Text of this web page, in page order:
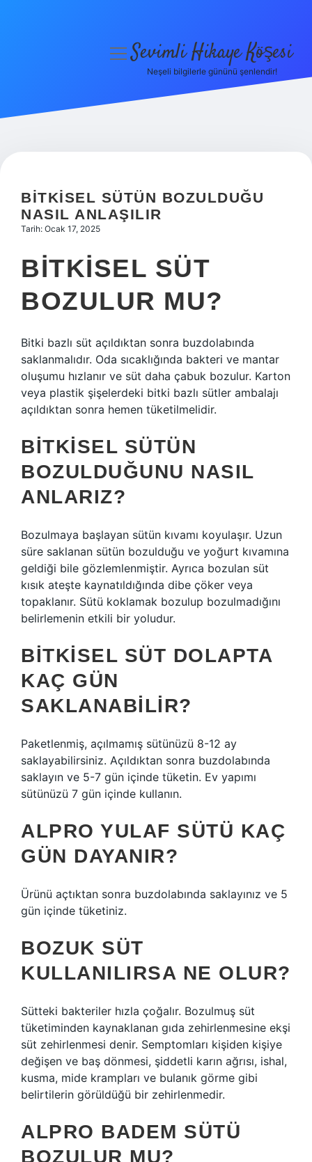
Hakkımızda
menüyüSevimli Hikaye Köşesi
Neşeli bilgilerle gününü şenlendir!
BITKISEL SÜTÜN BOZULDUĞU
NASIL ANLAŞILIR
Tarih: Ocak 17, 2025
BITKISEL SÜT
BOZULUR MU?
Bitki bazlı süt açıldıktan sonra buzdolabında
saklanmalıdır. Oda sıcaklığında bakteri ve mantar
oluşumu hızlanır ve süt daha çabuk bozulur. Karton
veya plastik şişelerdeki bitki bazlı sütler ambalajı
açıldıktan sonra hemen tüketilmelidir.
BITKISEL SÜTÜN
BOZULDUĞUNU NASIL
ANLARIZ?
Bozulmaya başlayan sütün kıvamı koyulaşır. Uzun
süre saklanan sütün bozulduğu ve yoğurt kıvamına
geldiği bile gözlemlenmiştir. Ayrıca bozulan süt
kısık ateşte kaynatıldığında dibe çöker veya
topaklanır. Sütü koklamak bozulup bozulmadığını
belirlemenin etkili bir yoludur.
BITKISEL SÜT DOLAPTA
KAÇ GÜN
SAKLANABILIR?
Paketlenmiş, açılmamış sütünüzü 8-12 ay
saklayabilirsiniz. Açıldıktan sonra buzdolabında
saklayın ve 5-7 gün içinde tüketin. Ev yapımı
sütünüzü 7 gün içinde kullanın.
ALPRO YULAF SÜTÜ KAÇ
GÜN DAYANIR?
Ürünü açtıktan sonra buzdolabında saklayınız ve 5
gün içinde tüketiniz.
BOZUK SÜT
KULLANILIRSA NE OLUR?
Sütteki bakteriler hızla çoğalır. Bozulmuş süt
tüketiminden kaynaklanan gıda zehirlenmesine ekşi
süt zehirlenmesi denir. Semptomları kişiden kişiye
değişen ve baş dönmesi, şiddetli karın ağrısı, ishal,
kusma, mide krampları ve bulanık görme gibi
belirtilerin görüldüğü bir zehirlenmedir.
ALPRO BADEM SÜTÜ
BOZULUR MU?